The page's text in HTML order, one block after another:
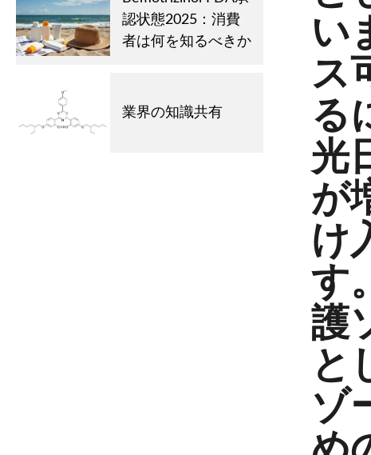
認状態2025：消費
者は何を知るべきか
業界の知識共有
い
ス
る
光
が
け
す
護
と
ゾ